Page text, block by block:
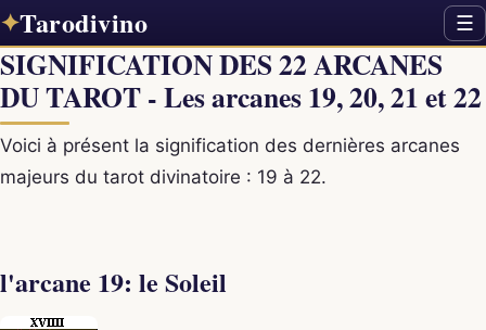
✦Tarodivino ☰
SIGNIFICATION DES 22 ARCANES
DU TAROT - Les arcanes 19, 20, 21 et 22
Voici à présent la signification des dernières arcanes
majeurs du tarot divinatoire : 19 à 22.
l'arcane 19: le Soleil